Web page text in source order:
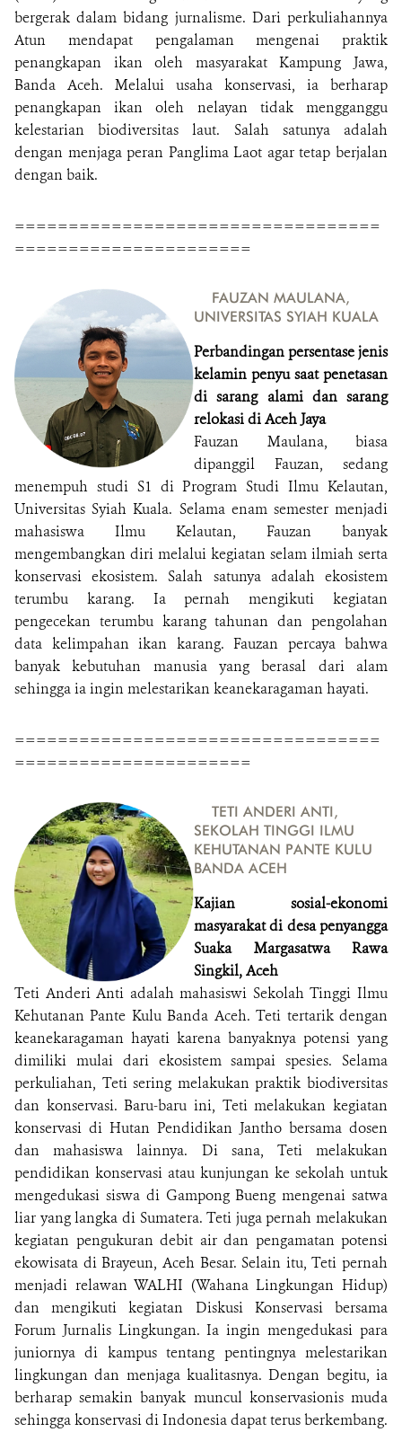
bergerak dalam bidang jurnalisme. Dari perkuliahannya
Atun mendapat pengalaman mengenai praktik
penangkapan ikan oleh masyarakat Kampung Jawa,
Banda Aceh. Melalui usaha konservasi, ia berharap
penangkapan ikan oleh nelayan tidak mengganggu
kelestarian biodiversitas laut. Salah satunya adalah
dengan menjaga peran Panglima Laot agar tetap berjalan
dengan baik.
==================================
======================
FAUZAN MAULANA,
UNIVERSITAS SYIAH KUALA
Perbandingan persentase jenis
kelamin penyu saat penetasan
di sarang alami dan sarang
relokasi di Aceh Jaya
Fauzan Maulana, biasa
dipanggil Fauzan, sedang
menempuh studi S1 di Program Studi Ilmu Kelautan,
Universitas Syiah Kuala. Selama enam semester menjadi
mahasiswa Ilmu Kelautan, Fauzan banyak
mengembangkan diri melalui kegiatan selam ilmiah serta
konservasi ekosistem. Salah satunya adalah ekosistem
terumbu karang. Ia pernah mengikuti kegiatan
pengecekan terumbu karang tahunan dan pengolahan
data kelimpahan ikan karang. Fauzan percaya bahwa
banyak kebutuhan manusia yang berasal dari alam
sehingga ia ingin melestarikan keanekaragaman hayati.
==================================
======================
TETI ANDERI ANTI,
SEKOLAH TINGGI ILMU
KEHUTANAN PANTE KULU
BANDA ACEH
Kajian sosial-ekonomi
masyarakat di desa penyangga
Suaka Margasatwa Rawa
Singkil, Aceh
Teti Anderi Anti adalah mahasiswi Sekolah Tinggi Ilmu
Kehutanan Pante Kulu Banda Aceh. Teti tertarik dengan
keanekaragaman hayati karena banyaknya potensi yang
dimiliki mulai dari ekosistem sampai spesies. Selama
perkuliahan, Teti sering melakukan praktik biodiversitas
dan konservasi. Baru-baru ini, Teti melakukan kegiatan
konservasi di Hutan Pendidikan Jantho bersama dosen
dan mahasiswa lainnya. Di sana, Teti melakukan
pendidikan konservasi atau kunjungan ke sekolah untuk
mengedukasi siswa di Gampong Bueng mengenai satwa
liar yang langka di Sumatera. Teti juga pernah melakukan
kegiatan pengukuran debit air dan pengamatan potensi
ekowisata di Brayeun, Aceh Besar. Selain itu, Teti pernah
menjadi relawan WALHI (Wahana Lingkungan Hidup)
dan mengikuti kegiatan Diskusi Konservasi bersama
Forum Jurnalis Lingkungan. Ia ingin mengedukasi para
juniornya di kampus tentang pentingnya melestarikan
lingkungan dan menjaga kualitasnya. Dengan begitu, ia
berharap semakin banyak muncul konservasionis muda
sehingga konservasi di Indonesia dapat terus berkembang.